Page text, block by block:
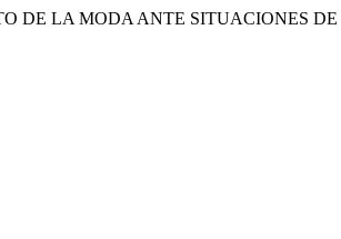
DE LA MODA ANTE SITUACIONES